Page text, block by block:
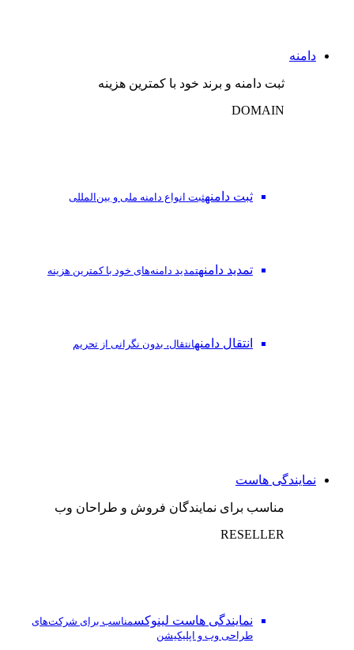
دامنه
ثبت دامنه و برند خود با کمترین هزینه
DOMAIN
ثبت دامنهثبت انواع دامنه ملی و بین‌المللی
تمدید دامنهتمدید دامنه‌های خود با کمترین هزینه
انتقال دامنهانتقال، بدون نگرانی از تحریم
نمایندگی هاست
مناسب برای نمایندگان فروش و طراحان وب
RESELLER
نمایندگی هاست لینوکسمناسب برای شرکت‌های
طراحی وب و اپلیکیشن